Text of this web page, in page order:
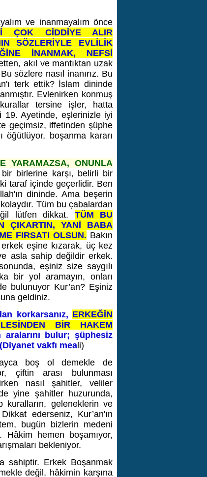
ve inanmayalım önce
ÇOK CİDDİYE ALIR
SÖZLERİYLE EVLİLİK
İNANMAK, NEFSİ
akıl ve mantıktan uzak
sözlere nasıl inanırız. Bu
terk ettik? İslam dininde
Evlenirken konmuş
tersine işler, hatta
19. Ayetinde, eşlerinizle iyi
geçimsiz, iffetinden şüphe
öğütlüyor, boşanma kararı
YARAMAZSA, ONUNLA
birlerine karşı, belirli bir
taraf içinde geçerlidir. Ben
dininde. Ama beşerin
Tüm bu çabalardan
lütfen dikkat. TÜM BU
ÇIKARTIN, YANİ BABA
FIRSATI OLSUN. Bakın
eşine kızarak, üç kez
asla sahip değildir erkek.
eşiniz size saygılı
bir yol aramayın, onları
bulunuyor Kur’an? Eşiniz
geldiniz.
korkarsanız, ERKEĞİN
BİR HAKEM
bulur; şüphesiz
vakfı mea li)
boş ol demekle de
çiftin arası bulunması
nasıl şahitler, veliler
yine şahitler huzurunda,
geleneklerin ve
Dikkat ederseniz, Kur’an'ın
bugün bizlerin medeni
hemen boşamıyor,
bekleniyor.
sahiptir. Erkek Boşanmak
değil, hâkimin karşına